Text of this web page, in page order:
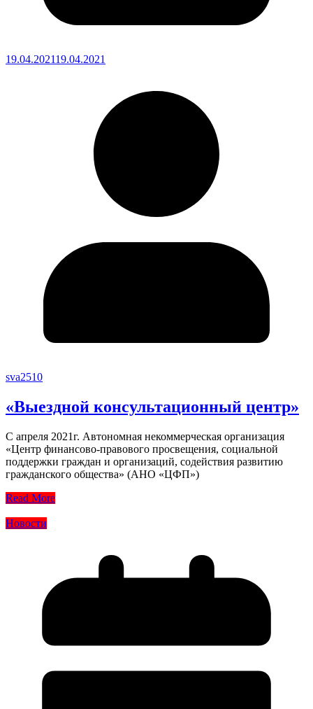
19.04.202119.04.2021
sva2510
«Выездной консультационный центр»
С апреля 2021г. Автономная некоммерческая организация
«Центр финансово-правового просвещения, социальной
поддержки граждан и организаций, содействия развитию
гражданского общества» (АНО «ЦФП»)
Read More
Новости